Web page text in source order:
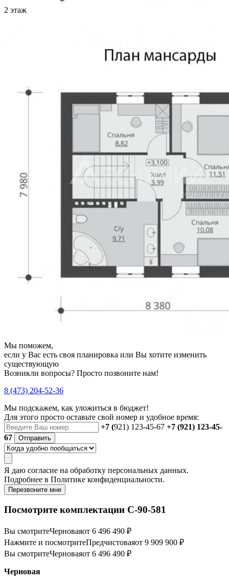
2 этаж
Мы поможем,
если у Вас есть своя планировка или Вы хотите изменить
существующую
Возникли вопросы? Просто позвоните нам!
8 (473) 204-52-36
Мы подскажем, как уложиться в бюджет!
Для этого просто оставьте свой номер и удобное время:
+7 (921) 123-45-67 +7 (921) 123-45-
67
Отправить
Я даю согласие на обработку персональных данных.
Подробнее в Политике конфиденциальности.
Перезвоните мне
Посмотрите комплектации С-90-581
Вы смотритеЧерноваяот 6 496 490 ₽
Нажмите и посмотритеПредчистоваяот 9 909 900 ₽
Вы смотритеЧерноваяот 6 496 490 ₽
Черновая